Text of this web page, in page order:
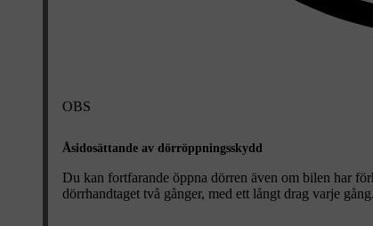
OBS
Åsidosättande av dörröppningsskydd
Du kan fortfarande öppna dörren även om bilen har
dörrhandtaget två gånger, med ett långt drag varje gång.